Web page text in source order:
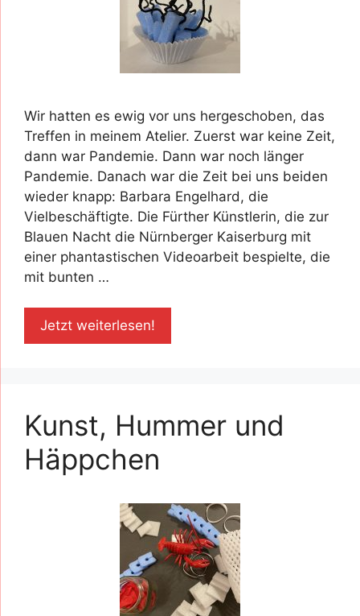
Wir hatten es ewig vor uns hergeschoben, das
Treffen in meinem Atelier. Zuerst war keine Zeit,
dann war Pandemie. Dann war noch länger
Pandemie. Danach war die Zeit bei uns beiden
wieder knapp: Barbara Engelhard, die
Vielbeschäftigte. Die Fürther Künstlerin, die zur
Blauen Nacht die Nürnberger Kaiserburg mit
einer phantastischen Videoarbeit bespielte, die
mit bunten …
Jetzt weiterlesen!
Kunst, Hummer und
Häppchen